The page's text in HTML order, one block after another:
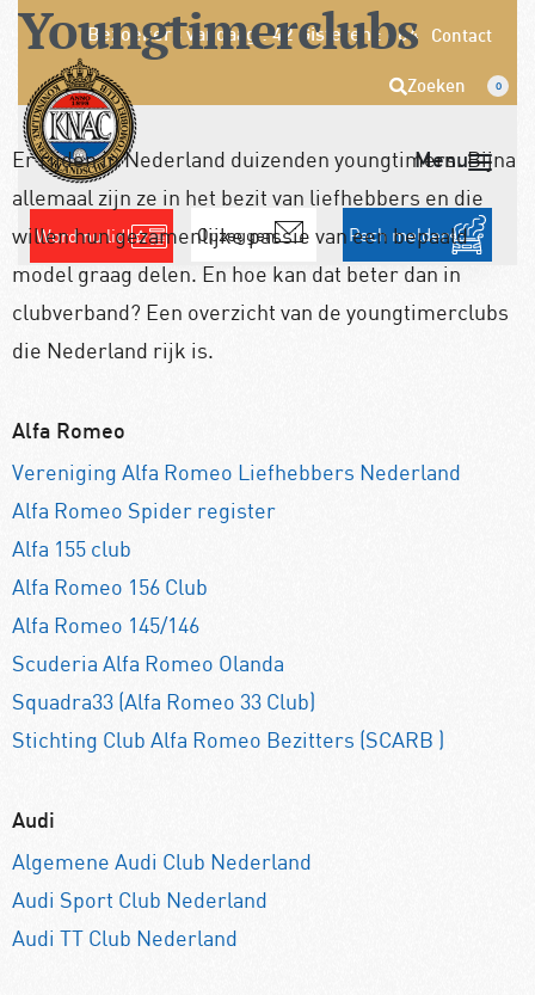
Bezoekers vandaag : 42 Gisteren : 664 Contact
Zoeken 0
Word nu lid! Opzeggen Pech melden
Youngtimerclubs
Er rijden in Nederland duizenden youngtimers. Bijna
allemaal zijn ze in het bezit van liefhebbers en die
willen hun gezamenlijke passie van een bepaald
model graag delen. En hoe kan dat beter dan in
clubverband? Een overzicht van de youngtimerclubs
die Nederland rijk is.
Alfa Romeo
Vereniging Alfa Romeo Liefhebbers Nederland
Alfa Romeo Spider register
Alfa 155 club
Alfa Romeo 156 Club
Alfa Romeo 145/146
Scuderia Alfa Romeo Olanda
Squadra33 (Alfa Romeo 33 Club)
Stichting Club Alfa Romeo Bezitters (SCARB )
Audi
Algemene Audi Club Nederland
Audi Sport Club Nederland
Audi TT Club Nederland